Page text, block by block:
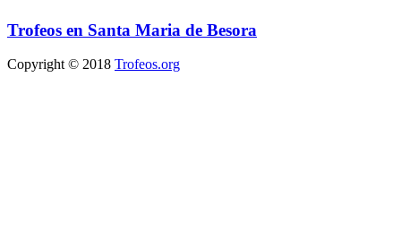
Trofeos en Santa Maria de Besora
Copyright © 2018 Trofeos.org